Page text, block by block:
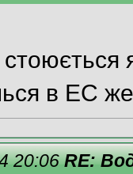
в ЕС же
20:06RE: